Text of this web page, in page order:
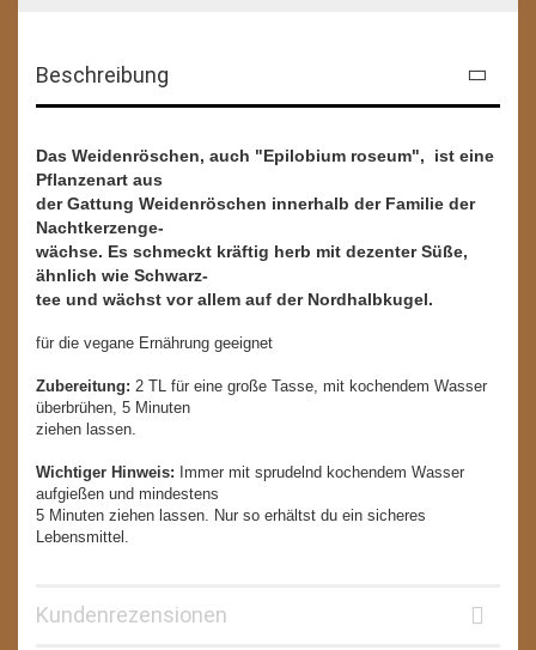
Beschreibung
Das Weidenröschen, auch "Epilobium roseum", ist eine
Pflanzenart aus
der Gattung Weidenröschen innerhalb der Familie der
Nachtkerzenge-
wächse. Es schmeckt kräftig herb mit dezenter Süße,
ähnlich wie Schwarz-
tee und wächst vor allem auf der Nordhalbkugel.
für die vegane Ernährung geeignet
Zubereitung: 2 TL für eine große Tasse, mit kochendem Wasser
überbrühen, 5 Minuten
ziehen lassen.
Wichtiger Hinweis: Immer mit sprudelnd kochendem Wasser
aufgießen und mindestens
5 Minuten ziehen lassen. Nur so erhältst du ein sicheres
Lebensmittel.
Kundenrezensionen